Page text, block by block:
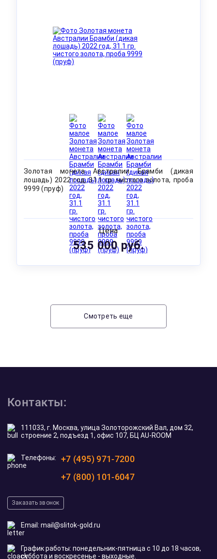
Золотая монета Австралии Брамби (дикая
лошадь) 2022 год, 31.1 гр. чистого золота, проба
9999 (пруф)
Цена
535 000 руб.
Смотреть еще
Контакты:
111033, г. Москва, улица Золоторожский Вал, дом 32,
строение 2, подъезд 1, офис 107, БЦ AU-ROOM
Телефоны:
+7 (495) 971-7200
+7 (800) 101-6047
Заказать звонок
Email: mail@slitok-gold.ru
График работы: понедельник-пятница с 10 до 18 часов,
суббота и воскресенье - выходные.